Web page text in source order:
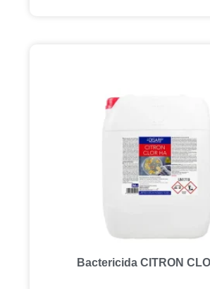
Bactericida CITRON